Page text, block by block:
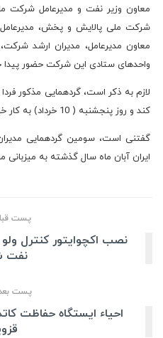
معاون وزیر نفت و مدیرعامل شرکت
شرکت ملی پالایش و پخش،
معاون مدیرعامل، مدیران ارشد
واحدهای ستادی این شرکت حضور پیدا
کند و روز پنجشنبه ( 10 خرداد) به کار خود پایان می دهد.
گفتنی است، سومین گردهمایی
ایران آبان ماه سال گذشته به میزبانی
پست
نفت
پست
احیاء ایستگاه حفاظت